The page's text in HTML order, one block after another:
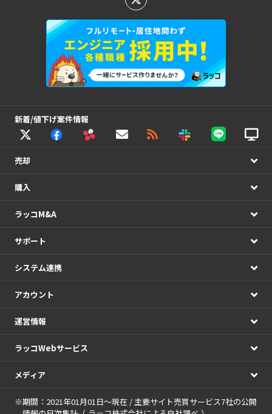
新着/値下げ案件情報
売却
購入
ラッコM&A
サポート
システム連携
アカウント
運営情報
ラッコWebサービス
メディア
※期間：2021年01月01日～現在 / 主要サイト売買サービス7社の公開